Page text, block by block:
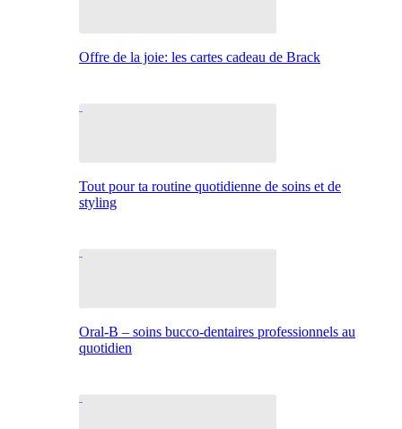
Offre de la joie: les cartes cadeau de Brack
Tout pour ta routine quotidienne de soins et de
styling
Oral-B – soins bucco-dentaires professionnels au
quotidien